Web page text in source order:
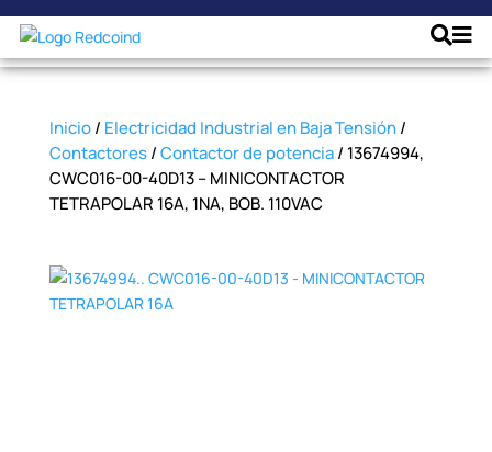
Inicio/ Electricidad Industrial en Baja Tensión/
Contactores/Contactor de potencia/ 13674994,
CWC016-00-40D13 – MINICONTACTOR
TETRAPOLAR 16A, 1NA, BOB. 110VAC